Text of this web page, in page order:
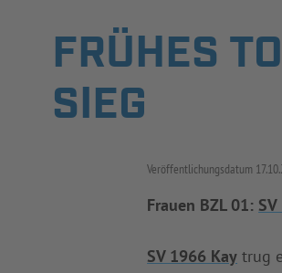
FRÜHES
SIEG
Veröffentlichungsdatum
Frauen BZL 01:
SV 1966 Kay trug